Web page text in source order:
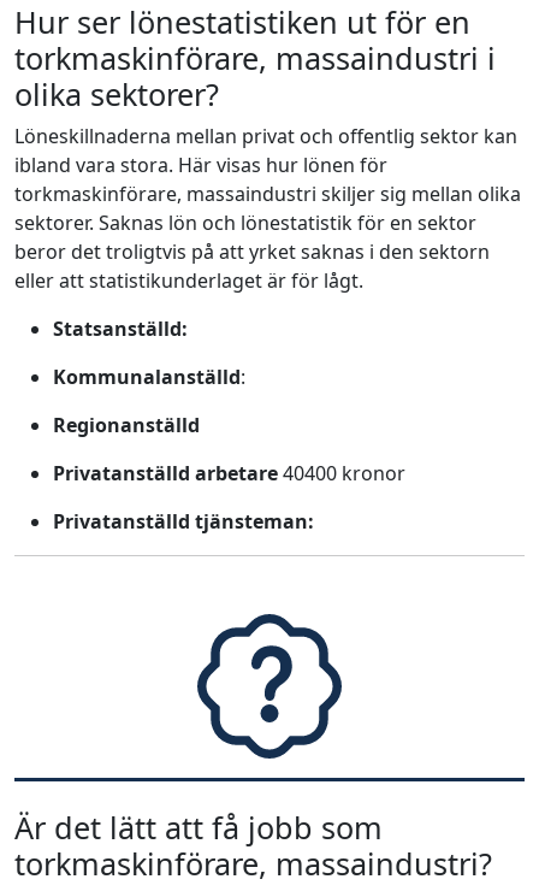
Hur ser lönestatistiken ut för en
torkmaskinförare, massaindustri i
olika sektorer?
Löneskillnaderna mellan privat och offentlig sektor kan
ibland vara stora. Här visas hur lönen för
torkmaskinförare, massaindustri skiljer sig mellan olika
sektorer. Saknas lön och lönestatistik för en sektor
beror det troligtvis på att yrket saknas i den sektorn
eller att statistikunderlaget är för lågt.
Statsanställd:
Kommunalanställd:
Regionanställd
Privatanställd arbetare40400 kronor
Privatanställd tjänsteman:
Är det lätt att få jobb som
torkmaskinförare, massaindustri?